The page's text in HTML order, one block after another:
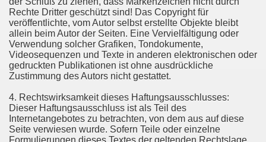
Rechte Dritter geschützt sind! Das Copyright für
veröffentlichte, vom Autor selbst erstellte Objekte bleibt
allein beim Autor der Seiten. Eine Vervielfältigung oder
Verwendung solcher Grafiken, Tondokumente,
Videosequenzen und Texte in anderen elektronischen oder
gedruckten Publikationen ist ohne ausdrückliche
Zustimmung des Autors nicht gestattet.
4. Rechtswirksamkeit dieses Haftungsausschlusses:
Dieser Haftungsausschluss ist als Teil des
Internetangebotes zu betrachten, von dem aus auf diese
Seite verwiesen wurde. Sofern Teile oder einzelne
Formulierungen dieses Textes der geltenden Rechtslage